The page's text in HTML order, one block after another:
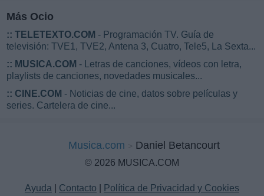
Más Ocio
:: TELETEXTO.COM - Programación TV. Guía de
televisión: TVE1, TVE2, Antena 3, Cuatro, Tele5, La Sexta...
:: MUSICA.COM - Letras de canciones, vídeos con letra,
playlists de canciones, novedades musicales...
:: CINE.COM - Noticias de cine, datos sobre películas y
series. Cartelera de cine...
Musica.com Daniel Betancourt
© 2026 MUSICA.COM
Ayuda Contacto Política de Privacidad y Cookies